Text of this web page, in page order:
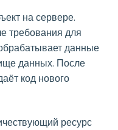
на сервере.
требования для
данные
данных. После
код нового
ресурс